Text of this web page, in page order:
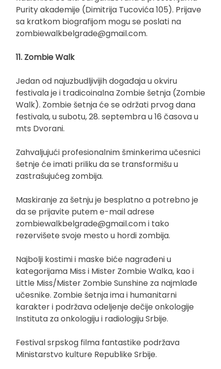
Purity akademije (Dimitrija Tucovića 105). Prijave
sa kratkom biografijom mogu se poslati na
zombiewalkbelgrade@gmail.com.
11. Zombie Walk
Jedan od najuzbudljivijih događaja u okviru
festivala je i tradicoinalna Zombie šetnja (Zombie
Walk). Zombie šetnja će se održati prvog dana
festivala, u subotu, 28. septembra u 16 časova u
mts Dvorani.
Zahvaljujući profesionalnim šminkerima učesnici
šetnje će imati priliku da se transformišu u
zastrašujućeg zombija.
Maskiranje za šetnju je besplatno a potrebno je
da se prijavite putem e-mail adrese
zombiewalkbelgrade@gmail.comi tako
rezervišete svoje mesto u hordi zombija.
Najbolji kostimi i maske biće nagrađeni u
kategorijama Miss i Mister Zombie Walka, kao i
Little Miss/Mister Zombie Sunshine za najmlađe
učesnike. Zombie šetnja ima i humanitarni
karakter i podržava odeljenje dečije onkologije
Instituta za onkologiju i radiologiju Srbije.
Festival srpskog filma fantastike podržava
Ministarstvo kulture Republike Srbije.